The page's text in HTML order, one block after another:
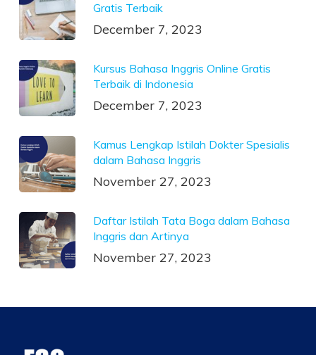
Gratis Terbaik
December 7, 2023
Kursus Bahasa Inggris Online Gratis
Terbaik di Indonesia
December 7, 2023
Kamus Lengkap Istilah Dokter Spesialis
dalam Bahasa Inggris
November 27, 2023
Daftar Istilah Tata Boga dalam Bahasa
Inggris dan Artinya
November 27, 2023